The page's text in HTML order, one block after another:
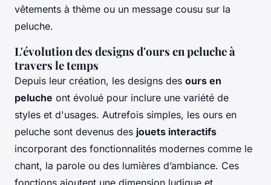
vêtements à thème ou un message cousu sur la
peluche.
L'évolution des designs d'ours en peluche à
travers le temps
Depuis leur création, les designs des ours en
peluche ont évolué pour inclure une variété de
styles et d'usages. Autrefois simples, les ours en
peluche sont devenus des jouets interactifs
incorporant des fonctionnalités modernes comme le
chant, la parole ou des lumières d’ambiance. Ces
fonctions ajoutent une dimension ludique et